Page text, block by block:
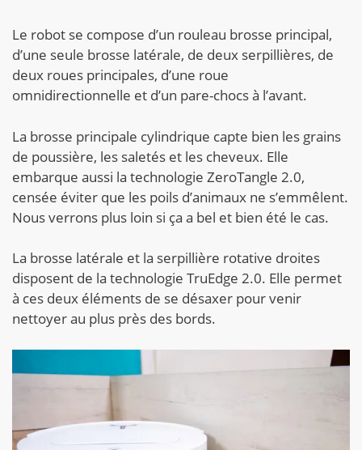
Le robot se compose d’un rouleau brosse principal,
d’une seule brosse latérale, de deux serpillières, de
deux roues principales, d’une roue
omnidirectionnelle et d’un pare-chocs à l’avant.
La brosse principale cylindrique capte bien les grains
de poussière, les saletés et les cheveux. Elle
embarque aussi la technologie ZeroTangle 2.0,
censée éviter que les poils d’animaux ne s’emmêlent.
Nous verrons plus loin si ça a bel et bien été le cas.
La brosse latérale et la serpillière rotative droites
disposent de la technologie TruEdge 2.0. Elle permet
à ces deux éléments de se désaxer pour venir
nettoyer au plus près des bords.